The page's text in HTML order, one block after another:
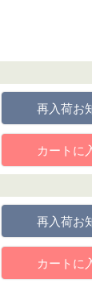
再入荷お
カートに
再入荷お
カートに